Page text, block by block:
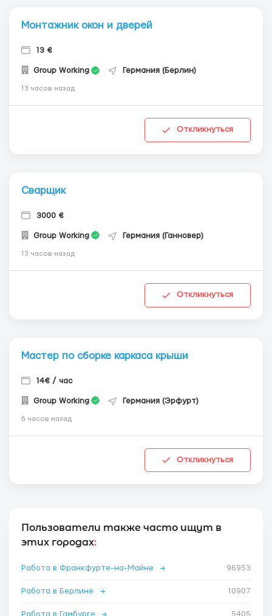
Монтажник окон и дверей
13 €
Group Working Германия (Берлин)
13 часов назад
Откликнуться
Сварщик
3000 €
Group Working Германия (Ганновер)
13 часов назад
Откликнуться
Мастер по сборке каркаса крыши
14€ / час
Group Working Германия (Эрфурт)
6 часов назад
Откликнуться
Пользователи также часто ищут в
этих городах:
Работа в Франкфурте-на-Майне → 96953
Работа в Берлине → 10907